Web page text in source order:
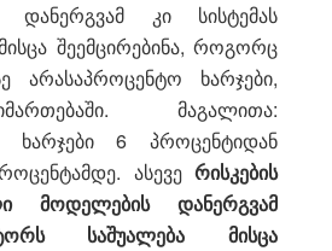
დანერგვამ კი სისტემას
შეემცირებინა, როგორც
არასაპროცენტო ხარჯები,
მაგალითა:
ხარჯები 6 პროცენტიდან
ასევე რისკების
მოდელების დანერგვამ
საშუალება მისცა